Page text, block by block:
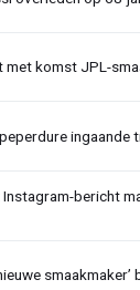
met komst JPL-
ingaande
bericht
smaakmaker’